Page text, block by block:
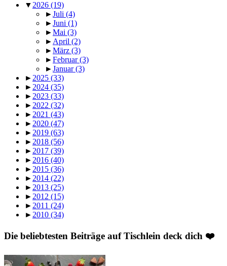
▼ 2026 (19)
►Juli (4)
►Juni (1)
►Mai (3)
► April (2)
►März (3)
►Februar(3)
►Januar(3)
► 2025 (33)
► 2024 (35)
► 2023 (33)
► 2022 (32)
► 2021 (43)
► 2020 (47)
► 2019 (63)
► 2018 (56)
► 2017 (39)
► 2016 (40)
► 2015 (36)
► 2014 (22)
► 2013 (25)
► 2012 (15)
► 2011 (24)
► 2010 (34)
Die beliebtesten Beiträge auf Tischlein deck dich ❤️